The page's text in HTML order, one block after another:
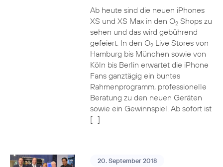
Ab heute sind die neuen iPhones
XS und XS Max in den O2Shops zu
sehen und das wird gebührend
gefeiert: In den O2Live Stores von
Hamburg bis München sowie von
Köln bis Berlin erwartet die iPhone
Fans ganztägig ein buntes
Rahmenprogramm, professionelle
Beratung zu den neuen Geräten
sowie ein Gewinnspiel. Ab sofort ist
[…]
20. September 2018